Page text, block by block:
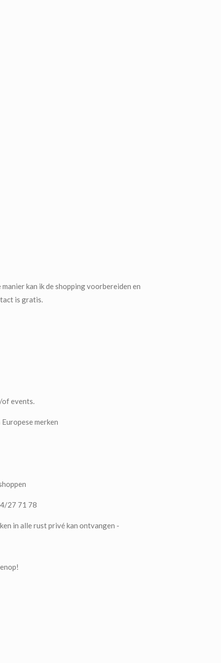
kan ik de shopping voorbereiden en
is gratis.
of events.
Europese merken
27 71 78
in alle rust privé kan ontvangen -